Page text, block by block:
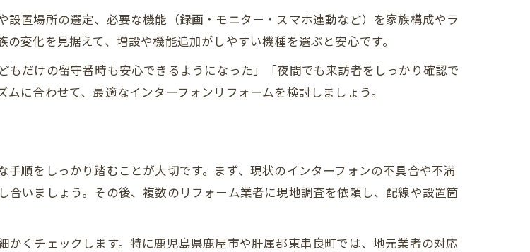
リフォーム施工の具体的プロセス
から工事完了までの流れ解説
アフターサービス活用法
置場所の選定、必要な機能（録画・モニター・スマホ連動など）を家族構成やラ
変化を見据えて、増設や機能追加がしやすい機種を選ぶと安心です。
だけの留守番時も安心できるようになった」「夜間でも来訪者をしっかり確認で
に合わせて、最適なインターフォンリフォームを検討しましょう。
順をしっかり踏むことが大切です。まず、現状のインターフォンの不具合や不満
いましょう。その後、複数のリフォーム業者に現地調査を依頼し、配線や設置箇
くチェックします。特に鹿児島県鹿屋市や肝属郡東串良町では、地元業者の対応